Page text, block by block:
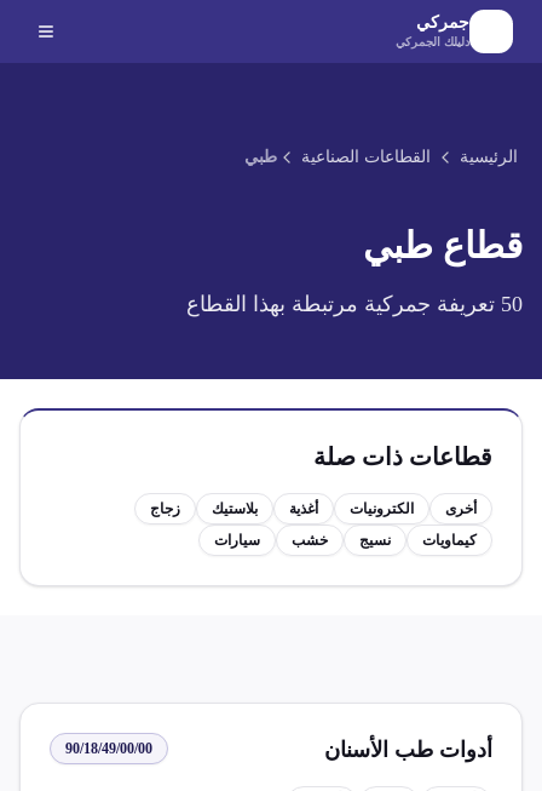
الانتقال إلى المحتوى الرئيسي
جمركي
دليلك الجمركي
الرئيسية القطاعات الصناعية طبي
قطاع طبي
50 تعريفة جمركية مرتبطة بهذا القطاع
قطاعات ذات صلة
أخرى الكترونيات أغذية بلاستيك
زجاج
كيماويات
نسيج خشب سيارات
أدوات طب الأسنان 90/18/49/00/00